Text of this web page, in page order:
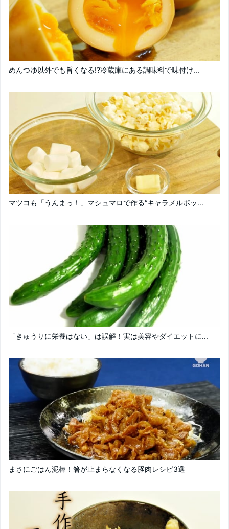
めんつゆ以外でも旨くなる⁉︎冷蔵庫にある調味料で味付け...
マツコも「うんまっ！」マシュマロで作る“キャラメルポッ...
「きゅうりに栄養はない」は誤解！実は美容やダイエットに...
まさにごはん泥棒！箸が止まらなくなる豚肉レシピ3選